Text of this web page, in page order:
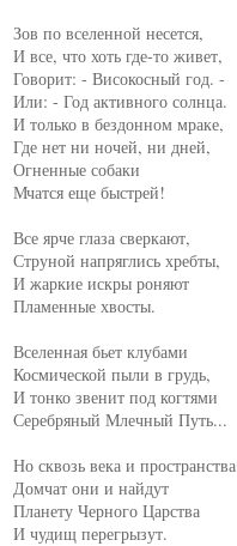
Зов по вселенной несется,
И все, что хоть где-то живет,
Говорит: - Високосный год. -
Или: - Год активного солнца.
И только в бездонном мраке,
Где нет ни ночей, ни дней,
Огненные собаки
Мчатся еще быстрей!
Все ярче глаза сверкают,
Струной напряглись хребты,
И жаркие искры роняют
Пламенные хвосты.
Вселенная бьет клубами
Космической пыли в грудь,
И тонко звенит под когтями
Серебряный Млечный Путь...
Но сквозь века и пространства
Домчат они и найдут
Планету Черного Царства
И чудищ перегрызут.